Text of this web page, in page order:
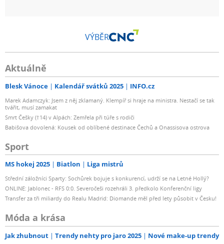
VÝBĚR
Aktuálně
Blesk Vánoce Kalendář svátků 2025 INFO.cz
Marek Adamczyk: Jsem z něj zklamaný. Klempíř si hraje na ministra. Nestačí se tak
tvářit, musí zamakat
Smrt Češky (†14) v Alpách: Zemřela při túře s rodiči
Babišova dovolená: Kousek od oblíbené destinace Čechů a Onassisova ostrova
Sport
MS hokej 2025 Biatlon Liga mistrů
Střední záložníci Sparty: Sochůrek bojuje s konkurencí, udrží se na Letné Hollý?
ONLINE: Jablonec - RFS 0:0. Severočeši rozehráli 3. předkolo Konferenční ligy
Transfer za tři miliardy do Realu Madrid: Diomande měl před lety působit v Česku!
Móda a krása
Jak zhubnout Trendy nehty pro jaro 2025 Nové make-up trendy